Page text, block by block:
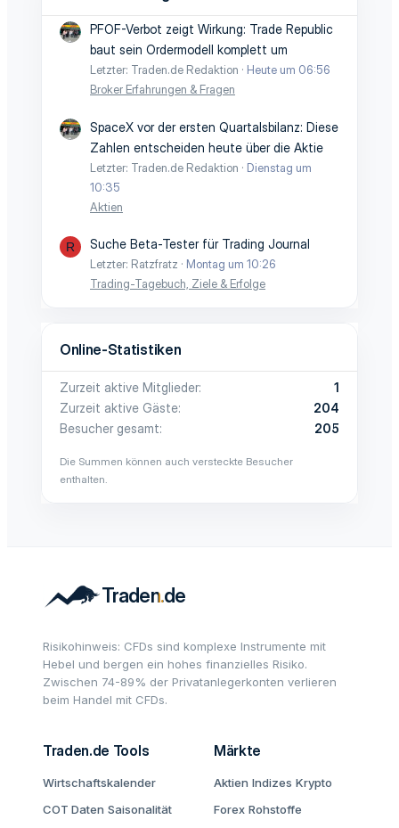
PFOF-Verbot zeigt Wirkung: Trade Republic
baut sein Ordermodell komplett um
Letzter: Traden.de Redaktion
Heute um 06:56
Broker Erfahrungen & Fragen
SpaceX vor der ersten Quartalsbilanz: Diese
Zahlen entscheiden heute über die Aktie
Letzter: Traden.de Redaktion
Dienstag um
10:35
Aktien
R Suche Beta-Tester für Trading Journal
Letzter: Ratzfratz
Montag um 10:26
Trading-Tagebuch, Ziele & Erfolge
Online-Statistiken
Zurzeit aktive Mitglieder
1
Zurzeit aktive Gäste
204
Besucher gesamt
205
Die Summen können auch versteckte Besucher
enthalten.
Risikohinweis: CFDs sind komplexe Instrumente mit
Hebel und bergen ein hohes finanzielles Risiko.
Zwischen 74-89% der Privatanlegerkonten verlieren
beim Handel mit CFDs.
Traden.de Tools
Wirtschaftskalender
COT Daten Saisonalität
Märkte
Aktien Indizes Krypto
Forex Rohstoffe